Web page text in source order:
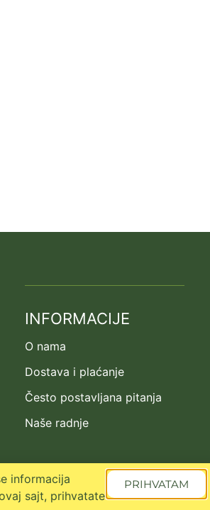
INFORMACIJE
O nama
Dostava i plaćanje
Često postavljana pitanja
Naše radnje
informacija
sajt, prihvatate
PRIHVATAM